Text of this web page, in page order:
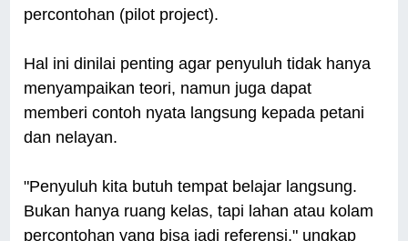
percontohan (pilot project).
Hal ini dinilai penting agar penyuluh tidak hanya
menyampaikan teori, namun juga dapat
memberi contoh nyata langsung kepada petani
dan nelayan.
"Penyuluh kita butuh tempat belajar langsung.
Bukan hanya ruang kelas, tapi lahan atau kolam
percontohan yang bisa jadi referensi," ungkap